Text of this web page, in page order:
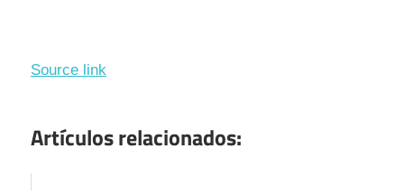
Source link
Artículos relacionados: